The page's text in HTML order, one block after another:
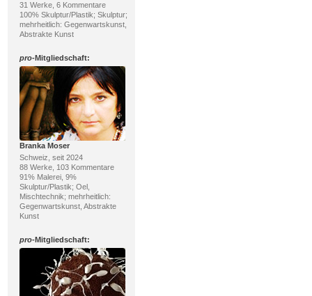
31 Werke, 6 Kommentare
100% Skulptur/Plastik; Skulptur;
mehrheitlich: Gegenwartskunst,
Abstrakte Kunst
pro-Mitgliedschaft:
Branka Moser
Schweiz, seit 2024
88 Werke, 103 Kommentare
91% Malerei, 9%
Skulptur/Plastik; Oel,
Mischtechnik; mehrheitlich:
Gegenwartskunst, Abstrakte
Kunst
pro-Mitgliedschaft: